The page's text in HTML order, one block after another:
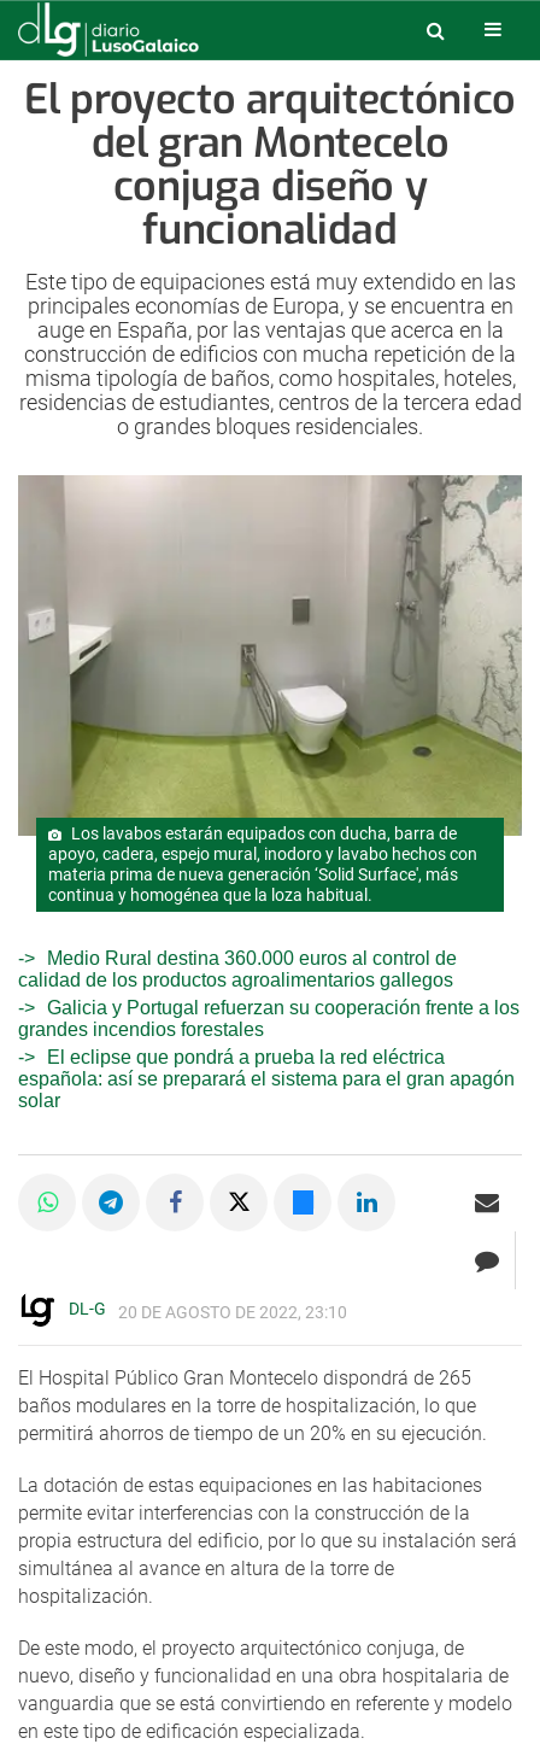
El proyecto arquitectónico
del gran Montecelo
conjuga diseño y
funcionalidad
Este tipo de equipaciones está muy extendido en las
principales economías de Europa, y se encuentra en
auge en España, por las ventajas que acerca en la
construcción de edificios con mucha repetición de la
misma tipología de baños, como hospitales, hoteles,
residencias de estudiantes, centros de la tercera edad
o grandes bloques residenciales.
Los lavabos estarán equipados con ducha, barra de
apoyo, cadera, espejo mural, inodoro y lavabo hechos con
materia prima de nueva generación ‘Solid Surface', más
continua y homogénea que la loza habitual.
Medio Rural destina 360.000 euros al control de
calidad de los productos agroalimentarios gallegos
Galicia y Portugal refuerzan su cooperación frente a los
grandes incendios forestales
El eclipse que pondrá a prueba la red eléctrica
española: así se preparará el sistema para el gran apagón
solar
DL-G 20 DE AGOSTO DE 2022, 23:10
El Hospital Público Gran Montecelo dispondrá de 265
baños modulares en la torre de hospitalización, lo que
permitirá ahorros de tiempo de un 20% en su ejecución.
La dotación de estas equipaciones en las habitaciones
permite evitar interferencias con la construcción de la
propia estructura del edificio, por lo que su instalación será
simultánea al avance en altura de la torre de
hospitalización.
De este modo, el proyecto arquitectónico conjuga, de
nuevo, diseño y funcionalidad en una obra hospitalaria de
vanguardia que se está convirtiendo en referente y modelo
en este tipo de edificación especializada.